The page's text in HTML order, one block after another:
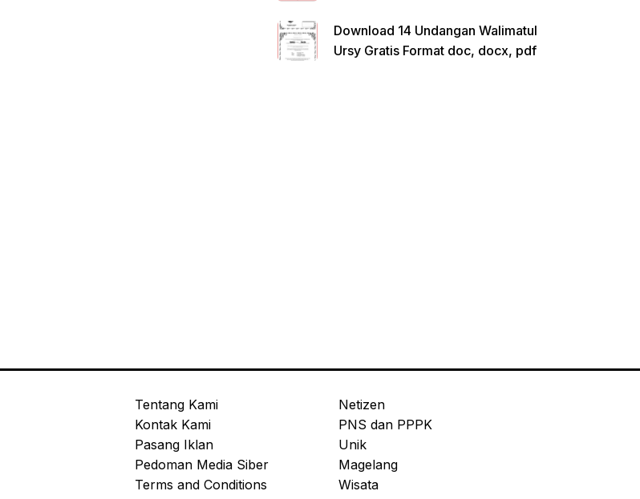
Download 14 Undangan Walimatul
Ursy Gratis Format doc, docx, pdf
Tentang Kami
Kontak Kami
Pasang Iklan
Pedoman Media Siber
Terms and Conditions
Netizen
PNS dan PPPK
Unik
Magelang
Wisata